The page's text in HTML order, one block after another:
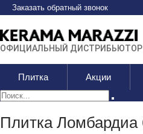
Заказать обратный звонок
ОФИЦИАЛЬНЫЙ ДИСТРИБЬЮТОР
Плитка Акции
Плитка